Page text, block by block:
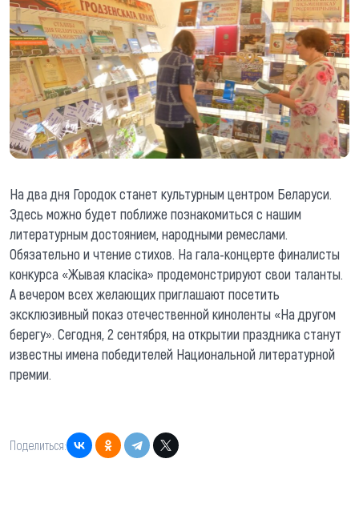
На два дня Городок станет культурным центром Беларуси.
Здесь можно будет поближе познакомиться с нашим
литературным достоянием, народными ремеслами.
Обязательно и чтение стихов. На гала-концерте финалисты
конкурса «Жывая класіка» продемонстрируют свои таланты.
А вечером всех желающих приглашают посетить
эксклюзивный показ отечественной киноленты «На другом
берегу». Сегодня, 2 сентября, на открытии праздника станут
известны имена победителей Национальной литературной
премии.
Поделиться: